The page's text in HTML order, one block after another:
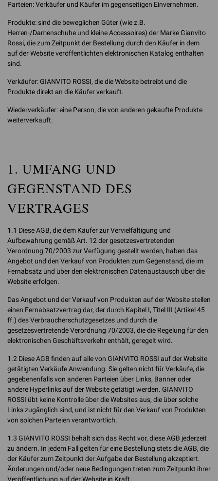
Parteien: Verkäufer und Käufer im gegenseitigen Einvernehmen.
Produkte: sind die beweglichen Güter (wie z.B.
Herren-/Damenschuhe und kleine Accessoires) der Marke Gianvito
Rossi, die zum Zeitpunkt der Bestellung durch den Käufer in dem
auf der Website veröffentlichten elektronischen Katalog enthalten
sind.
Verkäufer: GIANVITO ROSSI, die die Website betreibt und die
Produkte direkt an die Käufer verkauft.
Wiederverkäufer: eine Person, die von anderen gekaufte Produkte
weiterverkauft.
1. UMFANG UND
GEGENSTAND DES
VERTRAGES
1.1 Diese AGB, die dem Käufer zur Vervielfältigung und
Aufbewahrung gemäß Art. 12 der gesetzesvertretenden
Verordnung 70/2003 zur Verfügung gestellt werden, haben das
Angebot und den Verkauf von Produkten zum Gegenstand, die im
Fernabsatz und über den elektronischen Datenaustausch über die
Website erfolgen.
Das Angebot und der Verkauf von Produkten auf der Website stellen
einen Fernabsatzvertrag dar, der durch Kapitel I, Titel III (Artikel 45
ff.) des Verbraucherschutzgesetzes und durch die
gesetzesvertretende Verordnung 70/2003, die die Regelung für den
elektronischen Geschäftsverkehr enthält, geregelt wird.
1.2 Diese AGB finden auf alle von GIANVITO ROSSI auf der Website
getätigten Verkäufe Anwendung. Sie gelten nicht für Verkäufe, die
gegebenenfalls von anderen Parteien über Links, Banner oder
andere Hyperlinks auf der Website getätigt werden. GIANVITO
ROSSI übt keine Kontrolle über die Websites aus, die über solche
Links zugänglich sind, und ist nicht für den Verkauf von Produkten
von solchen Parteien verantwortlich.
1.3 GIANVITO ROSSI behält sich das Recht vor, diese AGB jederzeit
zu ändern. In jedem Fall gelten für eine Bestellung stets die AGB, die
der Käufer zum Zeitpunkt der Aufgabe der Bestellung akzeptiert.
Änderungen und/oder neue Bedingungen treten zum Zeitpunkt ihrer
Veröffentlichung auf der Website in Kraft.